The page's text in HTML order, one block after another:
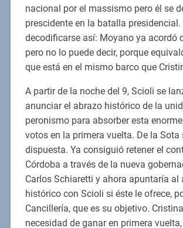
nacional por el massismo pero él se
prescidente en la batalla presidencial.
decodificarse así: Moyano ya acordó
pero no lo puede decir, porque
que está en el mismo barco que
A partir de la noche del 9, Scioli se
anunciar el abrazo histórico de la
peronismo para absorber esta
votos en la primera vuelta. De la Sota
dispuesta. Ya consiguió retener el
Córdoba a través de la nueva
Carlos Schiaretti y ahora apuntaría al
histórico con Scioli si éste le ofrece,
Cancillería, que es su objetivo.
necesidad de ganar en primera